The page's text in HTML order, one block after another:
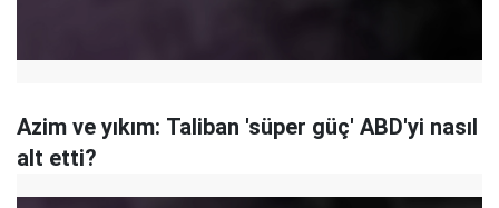
Azim ve yıkım: Taliban 'süper güç' ABD'yi nasıl
alt etti?